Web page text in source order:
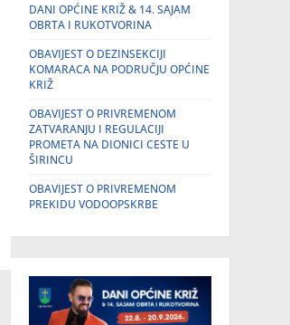
DANI OPĆINE KRIŽ & 14. SAJAM
OBRTA I RUKOTVORINA
OBAVIJEST O DEZINSEKCIJI
KOMARACA NA PODRUČJU OPĆINE
KRIŽ
OBAVIJEST O PRIVREMENOM
ZATVARANJU I REGULACIJI
PROMETA NA DIONICI CESTE U
ŠIRINCU
OBAVIJEST O PRIVREMENOM
PREKIDU VODOOPSKRBE